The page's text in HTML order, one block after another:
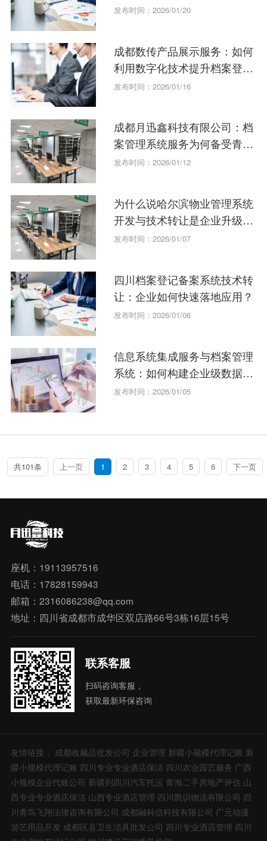
发布时间：2026/01/20
成都数传产品展示服务：如何
利用数字化技术提升档案登记
备案系统？
发布时间：2026/01/16
成都月迅鑫科技有限公司：档
案管理系统服务为何备受青
睐？
发布时间：2026/01/12
为什么说哈尔滨物业管理系统
开发与技术转让是企业升级的
关键？
发布时间：2026/01/07
四川档案登记备案系统技术转
让：企业如何快速落地应用？
发布时间：2026/01/06
信息系统集成服务与档案管理
系统：如何构建企业级数据安
全堡垒？
发布时间：2026/01/05
共101条 上一页 1 2 3 4 5 6 下一页
座机：19113957516
电话：17828159943
邮箱：2316086238@qq.com
地址：四川省成都市成华区双店路66号3栋16层15号
联系客服
扫码咨询客服，
获取最新环保咨询
友情链接： 成都收藏品批发公司 企业管理 新疆小规模代理记账 新
疆小规模代理记账 四川专业专业酒店保洁 四川农业园艺服务 广西
小规模企业代账公司 新疆到四川汽车托运 青海二手房地产评估 山
西专业专业酒店保洁 山西专业酒店管理 四川凯识物流有限公司 四
川青鸟飞翔法律咨询有限公司 成都融科信科技有限公司 广元动漫
游艺用品开发 成都区县卫生洁具批发公司 四川专业酒店管理 四川